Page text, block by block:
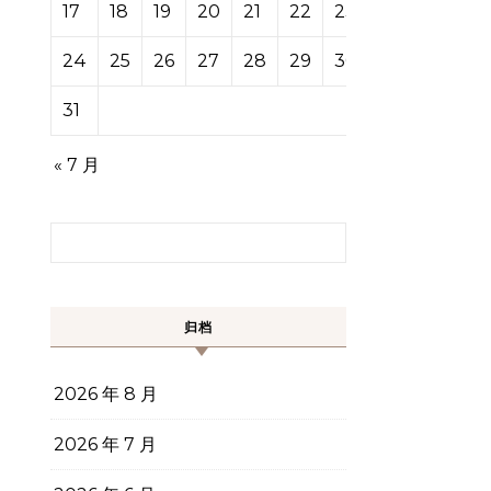
17 18 19 20 21 22 23
24 25 26 27 28 29 30
31
« 7 月
归档
2026 年 8 月
2026 年 7 月